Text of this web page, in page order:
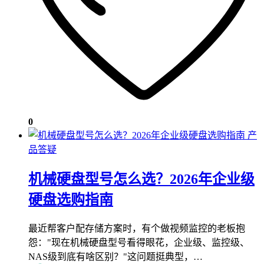
0
产
品答疑
机械硬盘型号怎么选？2026年企业级
硬盘选购指南
最近帮客户配存储方案时，有个做视频监控的老板抱
怨："现在机械硬盘型号看得眼花，企业级、监控级、
NAS级到底有啥区别？"这问题挺典型，…